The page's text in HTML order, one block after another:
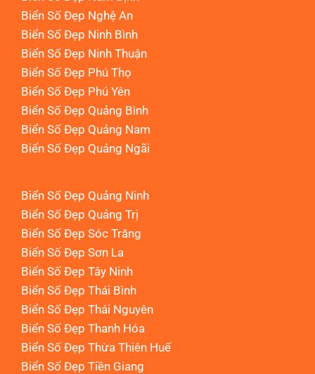
Biển Số Đẹp Nghệ An
Biển Số Đẹp Ninh Bình
Biển Số Đẹp Ninh Thuận
Biển Số Đẹp Phú Thọ
Biển Số Đẹp Phú Yên
Biển Số Đẹp Quảng Bình
Biển Số Đẹp Quảng Nam
Biển Số Đẹp Quảng Ngãi
Biển Số Đẹp Quảng Ninh
Biển Số Đẹp Quảng Trị
Biển Số Đẹp Sóc Trăng
Biển Số Đẹp Sơn La
Biển Số Đẹp Tây Ninh
Biển Số Đẹp Thái Bình
Biển Số Đẹp Thái Nguyên
Biển Số Đẹp Thanh Hóa
Biển Số Đẹp Thừa Thiên Huế
Biển Số Đẹp Tiền Giang